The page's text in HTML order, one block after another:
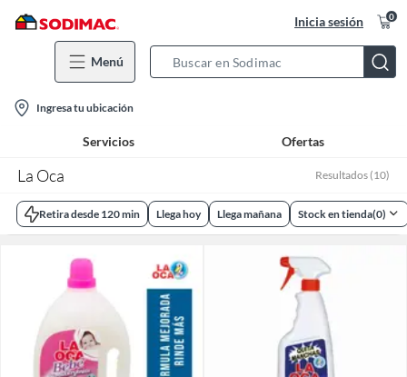
Inicia sesión 0
Menú
Bar
location-
icon
Ingresa tu ubicación
Servicios Ofertas
La Oca Resultados (10)
Retira desde 120 min Llega hoy Llega mañana Stock en tienda(0)